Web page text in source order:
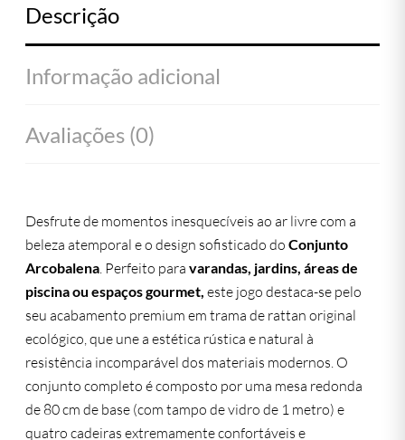
Descrição
Informação adicional
Avaliações (0)
Desfrute de momentos inesquecíveis ao ar livre com a
beleza atemporal e o design sofisticado doConjunto
Arcobalena . Perfeito paravarandas, jardins, áreas de
piscina ou espaços gourmet, este jogo destaca-se pelo
seu acabamento premium em trama de rattan original
ecológico, que une a estética rústica e natural à
resistência incomparável dos materiais modernos. O
conjunto completo é composto por uma mesa redonda
de 80 cm de base (com tampo de vidro de 1 metro) e
quatro cadeiras extremamente confortáveis e